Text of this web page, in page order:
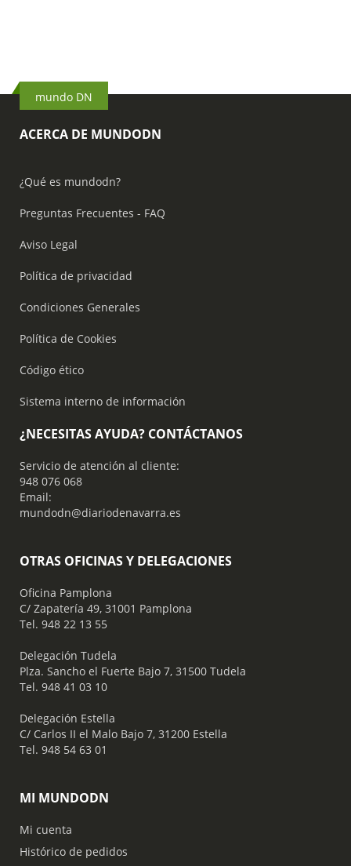
mundo DN
ACERCA DE MUNDODN
¿Qué es mundodn?
Preguntas Frecuentes - FAQ
Aviso Legal
Política de privacidad
Condiciones Generales
Política de Cookies
Código ético
Sistema interno de información
¿NECESITAS AYUDA? CONTÁCTANOS
Servicio de atención al cliente:
948 076 068
Email:
mundodn@diariodenavarra.es
OTRAS OFICINAS Y DELEGACIONES
Oficina Pamplona
C/ Zapatería 49, 31001 Pamplona
Tel. 948 22 13 55
​ Delegación Tudela
Plza. Sancho el Fuerte Bajo 7, 31500 Tudela
Tel. 948 41 03 10
​ Delegación Estella
C/ Carlos II el Malo Bajo 7, 31200 Estella
Tel. 948 54 63 01
MI MUNDODN
Mi cuenta
Histórico de pedidos